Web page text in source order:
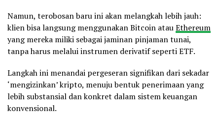
Namun, terobosan baru ini akan melangkah lebih jauh:
klien bisa langsung menggunakan Bitcoin atauEthereum
yang mereka miliki sebagai jaminan pinjaman tunai,
tanpa harus melalui instrumen derivatif seperti ETF.
Langkah ini menandai pergeseran signifikan dari sekadar
‘mengizinkan’ kripto, menuju bentuk penerimaan yang
lebih substansial dan konkret dalam sistem keuangan
konvensional.